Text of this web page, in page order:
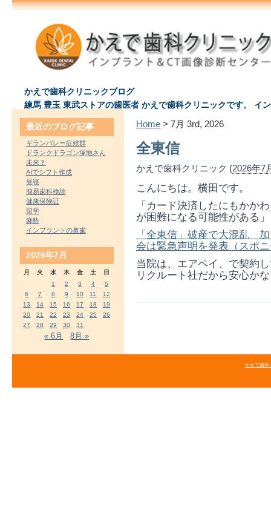
かえで歯科クリニックブログ
練馬 豊玉 東武ストアの歯医者 かえで歯科クリニックです。 イ
Home > 7月 3rd, 2026
全東信
かえで歯科クリニック (2026年7
こんにちは。横田です。
「カード決済したにもかか
が困難になる可能性がある」
「全東信」破産で大混乱
会は緊急声明を発表（スポ
当院は、エアペイ、で契約
リクルート社だから安心か
最近のブログ記事
ギランバレー症候群
ドランクドラゴン塚地さん
未来？
AIでシフト作成
昼寝
簡易歯科検診
健康保険証
留学
麻酔
インプラントの奥歯
2026年7月
月 火 水 木 金 土
日
1
2 3 4
5
6
7 8 9 10 11
12
13
14 15 16 17 18
19
20
21 22 23 24 25
26
27
28 29 30 31
« 6月 8月 »
かえで歯科